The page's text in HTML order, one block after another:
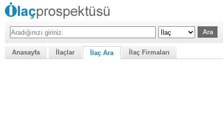
Anasayfa İlaçlar İlaç Ara İlaç Firmaları